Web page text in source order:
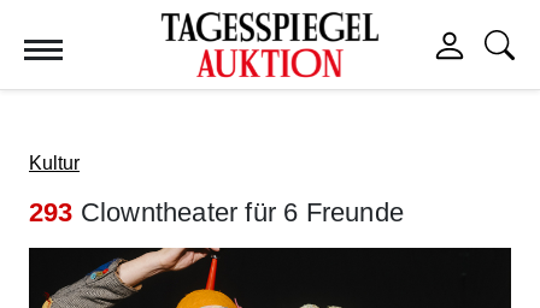
Kultur
293 Clowntheater für 6 Freunde